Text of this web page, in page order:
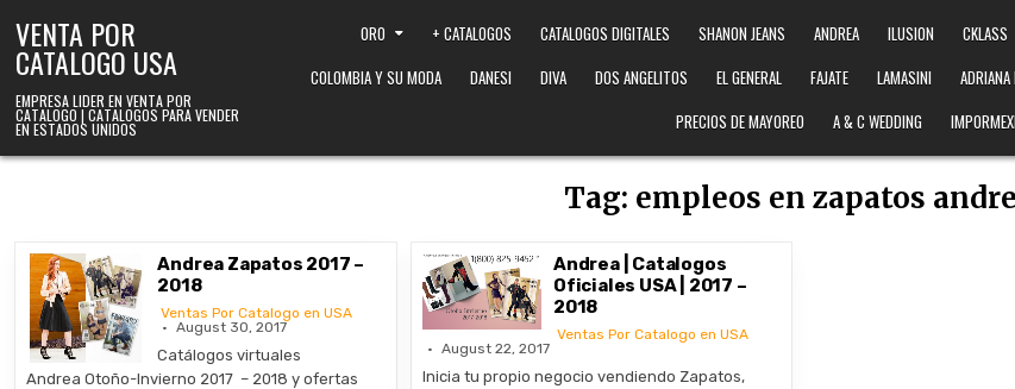
VENTA POR
CATALOGO USA
EMPRESA LIDER EN VENTA POR
CATALOGO | CATALOGOS PARA VENDER
EN ESTADOS UNIDOS
ORO + CATALOGOS CATALOGOS DIGITALES SHANON JEANS ANDREA ILUSION CKLASS
COLOMBIA Y SU MODA
DANESI DIVA DOS ANGELITOS EL GENERAL FAJATE LAMASINI
PRECIOS DE MAYOREO
A & C WEDDING
Tag: empleos en zapatos
Andrea Zapatos 2017 –
2018
Ventas Por Catalogo en USA
August 30, 2017
Catálogos virtuales
Andrea Otoño-Invierno 2017 – 2018 y ofertas
Andrea | Catalogos
Oficiales USA | 2017 –
2018
Ventas Por Catalogo en USA
August 22, 2017
Inicia tu propio negocio vendiendo Zapatos,